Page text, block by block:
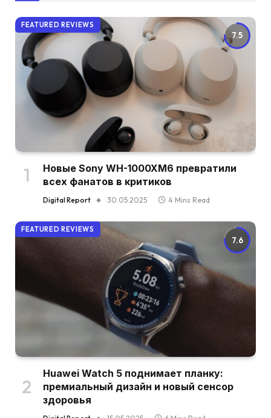
7.5
FEATURED REVIEWS
Новые Sony WH-1000XM6 превратили
всех фанатов в критиков
Digital Report 30.05.2025 4 Mins Read
7.6
FEATURED REVIEWS
Huawei Watch 5 поднимает планку:
премиальный дизайн и новый сенсор
здоровья